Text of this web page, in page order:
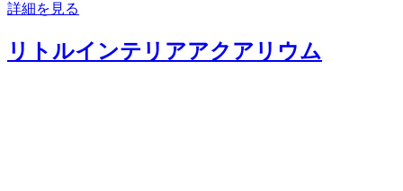
詳細を見る
リトルインテリアアクアリウム